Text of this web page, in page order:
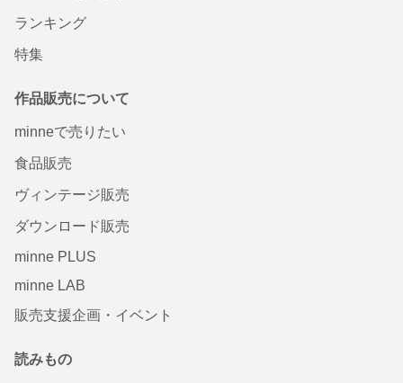
ランキング
特集
作品販売について
minneで売りたい
食品販売
ヴィンテージ販売
ダウンロード販売
minne PLUS
minne LAB
販売支援企画・イベント
読みもの